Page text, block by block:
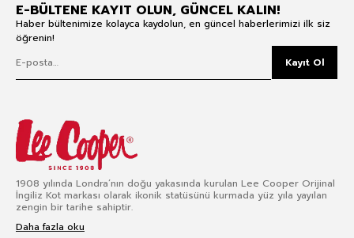
E-BÜLTENE KAYIT OLUN, GÜNCEL KALIN!
Haber bültenimize kolayca kaydolun, en güncel haberlerimizi ilk siz
öğrenin!
Kayıt Ol
1908 yılında Londra’nın doğu yakasında kurulan Lee Cooper Orijinal
İngiliz Kot markası olarak ikonik statüsünü kurmada yüz yıla yayılan
zengin bir tarihe sahiptir.
Daha fazla oku